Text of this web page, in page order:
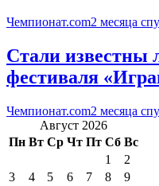
Чемпионат.com2 месяца
Стали известны
фестиваля
Чемпионат.com2 месяца
Август 2026
Пн Вт Ср Чт Пт Сб Вс
1
2
3
4 5 6 7 8
9